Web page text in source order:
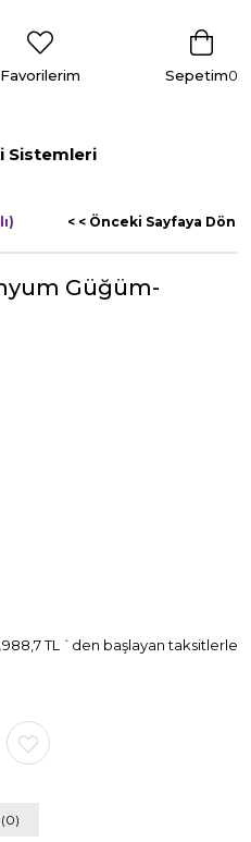
Sepetim0
Favorilerim
Sistemleri
< < Önceki Sayfaya Dön
Güğüm-
TL `den başlayan taksitlerle